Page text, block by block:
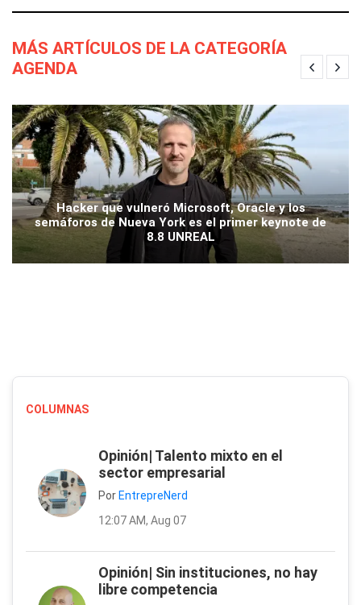
MÁS ARTÍCULOS DE LA CATEGORÍA
AGENDA
Hacker que vulneró Microsoft, Oracle y los
semáforos de Nueva York es el primer keynote de
8.8 UNREAL
COLUMNAS
Opinión| Talento mixto en el
sector empresarial
Por EntrepreNerd
12:07 AM, Aug 07
Opinión| Sin instituciones, no hay
libre competencia